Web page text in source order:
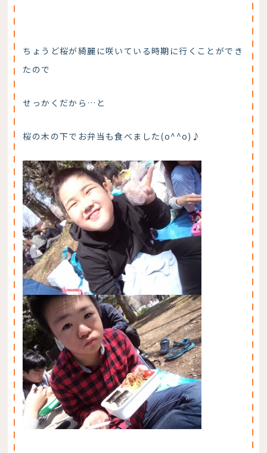
ちょうど桜が綺麗に咲いている時期に行くことができ
たので
せっかくだから…と
桜の木の下でお弁当も食べました(o^^o)♪